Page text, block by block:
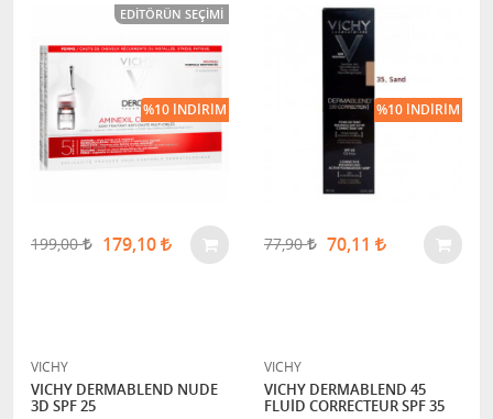
EDITÖRÜN SEÇIMI
199,00 179,10
%10 İNDIRIM
77,90 70,11
%10 İNDIRIM
VICHY
VICHY DERMABLEND NUDE
3D SPF 25
VICHY
VICHY DERMABLEND 45
FLUİD CORRECTEUR SPF 35